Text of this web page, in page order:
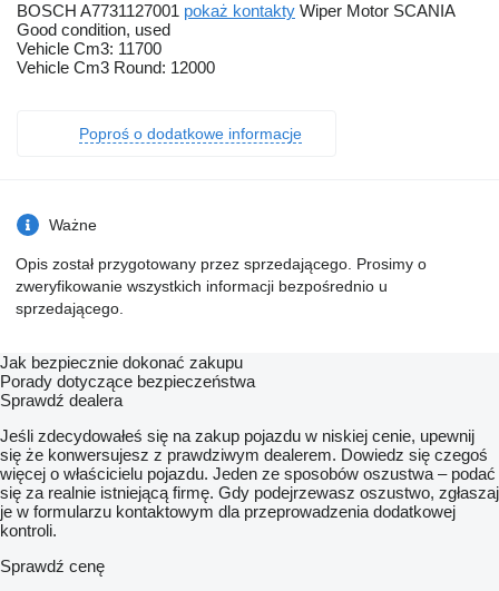
BOSCH A7731127001 pokaż kontakty Wiper Motor SCANIA
Good condition, used
Vehicle Cm3: 11700
Vehicle Cm3 Round: 12000
Poproś o dodatkowe informacje
Ważne
Opis został przygotowany przez sprzedającego. Prosimy o
zweryfikowanie wszystkich informacji bezpośrednio u
sprzedającego.
Jak bezpiecznie dokonać zakupu
Porady dotyczące bezpieczeństwa
Sprawdź dealera
Jeśli zdecydowałeś się na zakup pojazdu w niskiej cenie, upewnij
się że konwersujesz z prawdziwym dealerem. Dowiedz się czegoś
więcej o właścicielu pojazdu. Jeden ze sposobów oszustwa – podać
się za realnie istniejącą firmę. Gdy podejrzewasz oszustwo, zgłaszaj
je w formularzu kontaktowym dla przeprowadzenia dodatkowej
kontroli.
Sprawdź cenę